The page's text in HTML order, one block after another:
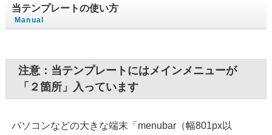
当テンプレートの使い方
Manual
注意：当テンプレートにはメインメニューが
「２箇所」入っています
パソコンなどの大きな端末「menubar（幅801px以